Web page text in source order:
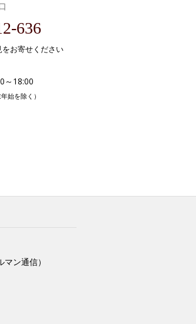
636
お寄せください
～18:00
年始を除く）
ン通信）